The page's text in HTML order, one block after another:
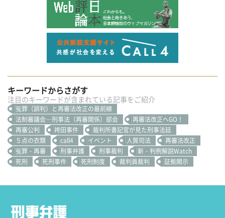
キーワードからさがす
注目のキーワードが含まれている記事をご紹介
冤罪（誤判）と再審法改正の最前線
法制審議会―刑事法（再審関係）部会
再審法改正へGO！
再審公判
袴田事件
裁判所書記官が見た刑事法廷
５点の衣類
call4 イベント 人質司法
再審法改正
冤罪・再審
刑事弁護 刑事裁判
新・判例解説Watch
死刑
死刑事件 死刑制度 裁判員裁判 証拠開示